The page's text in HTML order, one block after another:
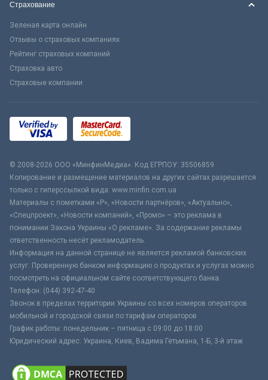
Страхование
Зеленая карта онлайн
Отзывы о страховых компаниях
Рейтинг страховых компаний
Страховка авто
Страховые компании
© 2008-2026 ООО «МинфинМедиа». Код ЕГРПОУ: 35506859
Копирование и размещение материалов на других сайтах разрешается
только с гиперссылкой вида: www.minfin.com.ua
Материалы с пометками «Р», «Новости партнёров», «Актуально»,
«Спецпроект», «Новости компаний», «Промо» – это реклама в
понимании Закона Украины «О рекламе». За содержание рекламы
ответственность несёт рекламодатель.
Информация на данной странице не является рекламой банковских
услуг. Проверенную банком информацию о продуктах и услугах можно
посмотреть на официальном сайте соответствующего банка.
Телефон: (044) 392-47-40
Звонок в пределах территории Украины со всех номеров операторов
мобильной и городской связи по тарифам операторов
График работы: понедельник – пятница с 09:00 до 18:00
Юридический адрес: Украина, Киев, Вадима Гетьмана, 1-Б, 3-й этаж